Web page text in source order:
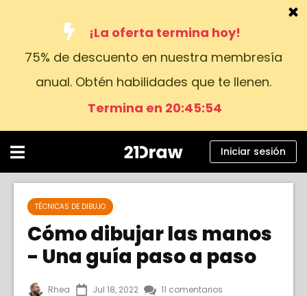
¡La oferta termina hoy!
75% de descuento en nuestra membresía
anual. Obtén habilidades que te llenen.
Termina en 20:45:53
Cursos
Sobre nosotros
Iniciar sesión
Español
Iniciar sesión
TÉCNICAS DE DIBUJO
Cómo dibujar las manos
- Una guía paso a paso
Rhea Jul 18, 2022 11 comentarios